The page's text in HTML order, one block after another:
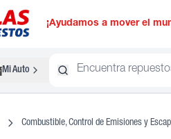
¡Ayudamos a mover el
Mi Auto
Combustible, Control de Emisiones y